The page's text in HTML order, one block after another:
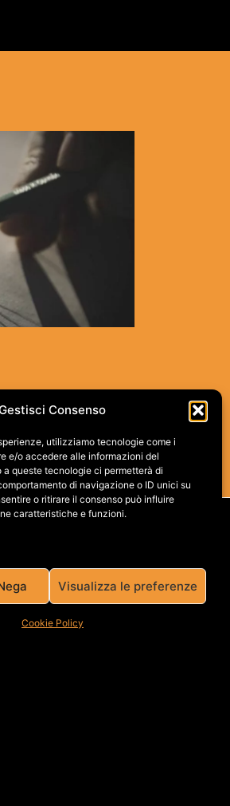
Consenso
utilizziamo tecnologie come i
e/o accedere alle informazioni del
a queste tecnologie ci permetterà di
di navigazione o ID unici su
o ritirare il consenso può influire
caratteristiche e funzioni.
Visualizza le preferenze
Cookie Policy